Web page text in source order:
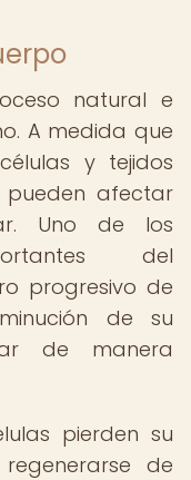
natural e
A medida que
y tejidos
pueden afectar
Uno de los
del
progresivo de
de su
de manera
pierden su
de